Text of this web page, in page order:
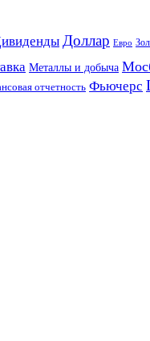
Доллар Евро
Металлы и добыча
отчетность Фьючерс